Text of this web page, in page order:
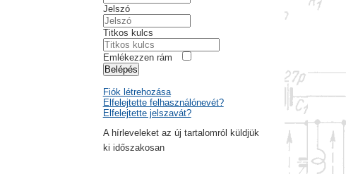
Jelszó
Titkos kulcs
Emlékezzen rám
Belépés
Fiók létrehozása
Elfelejtette felhasználónevét?
Elfelejtette jelszavát?
A hírleveleket az új tartalomról küldjük
ki időszakosan